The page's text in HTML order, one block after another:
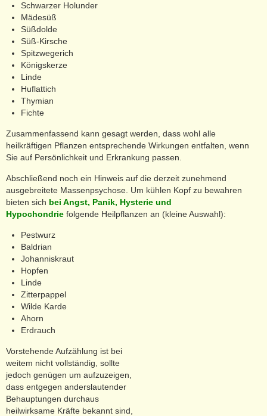
Schwarzer Holunder
Mädesüß
Süßdolde
Süß-Kirsche
Spitzwegerich
Königskerze
Linde
Huflattich
Thymian
Fichte
Zusammenfassend kann gesagt werden, dass wohl alle
heilkräftigen Pflanzen entsprechende Wirkungen entfalten, wenn
Sie auf Persönlichkeit und Erkrankung passen.
Abschließend noch ein Hinweis auf die derzeit zunehmend
ausgebreitete Massenpsychose. Um kühlen Kopf zu bewahren
bieten sich bei Angst, Panik, Hysterie und
Hypochondrie folgende Heilpflanzen an (kleine Auswahl):
Pestwurz
Baldrian
Johanniskraut
Hopfen
Linde
Zitterpappel
Wilde Karde
Ahorn
Erdrauch
Vorstehende Aufzählung ist bei
weitem nicht vollständig, sollte
jedoch genügen um aufzuzeigen,
dass entgegen anderslautender
Behauptungen durchaus
heilwirksame Kräfte bekannt sind,